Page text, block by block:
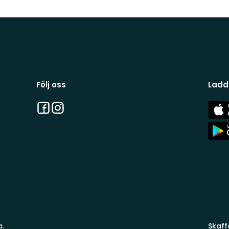
Följ oss
Facebook
Instagram
App
Store
App
Store